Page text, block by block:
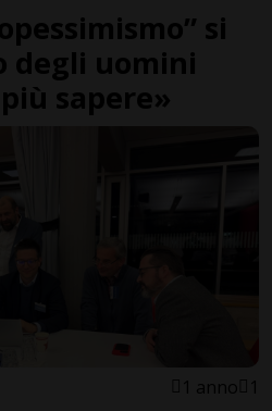
si
degli uomini
sapere»
1 anno 1